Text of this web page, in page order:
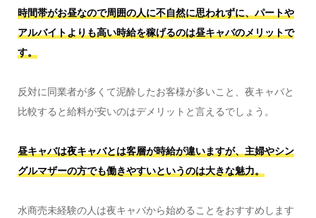
時間帯がお昼なので周囲の人に不自然に思われずに、パートや
アルバイトよりも高い時給を稼げるのは昼キャバのメリットで
す。
反対に同業者が多くて泥酔したお客様が多いこと、夜キャバと
比較すると給料が安いのはデメリットと言えるでしょう。
昼キャバは夜キャバとは客層が時給が違いますが、主婦やシン
グルマザーの方でも働きやすいというのは大きな魅力。
水商売未経験の人は夜キャバから始めることをおすすめします